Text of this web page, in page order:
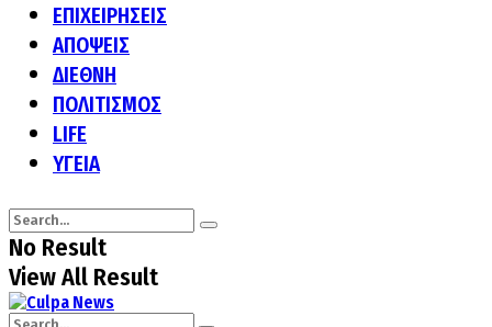
ΕΠΙΧΕΙΡΗΣΕΙΣ
ΑΠΟΨΕΙΣ
ΔΙΕΘΝΗ
ΠΟΛΙΤΙΣΜΟΣ
LIFE
ΥΓΕΙΑ
No Result
View All Result